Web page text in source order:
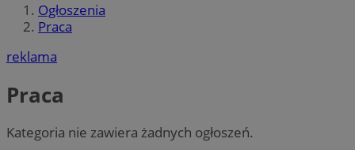
Ogłoszenia
Praca
reklama
Praca
Kategoria nie zawiera żadnych ogłoszeń.